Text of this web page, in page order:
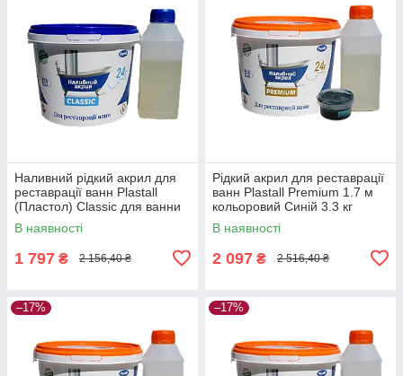
Наливний рідкий акрил для
реставрації ванн Plastall
(Пластол) Classic для ванни
1.7 м Оригінал 3.3 кг
В наявності
1 797 ₴ 2 156,40 ₴
Рідкий акрил для реставрації
ванн Plastall Premium 1.7 м
кольоровий Синій 3.3 кг
В наявності
2 097 ₴ 2 516,40 ₴
–17% –17%